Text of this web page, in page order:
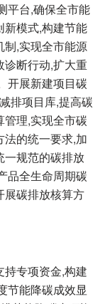
平台,确保全市能
新模式,构建节能
制,实现全市能源
诊断行动,扩大重
开展新建项目碳
排项目库,提高碳
理,实现全市碳
的统一要求,加
一规范的碳排放
品全生命周期碳
展碳排放核算方
专项资金,构建
节能降碳成效显